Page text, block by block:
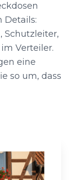
Details:
Schutzleiter,
Verteiler.
eine
so um, dass